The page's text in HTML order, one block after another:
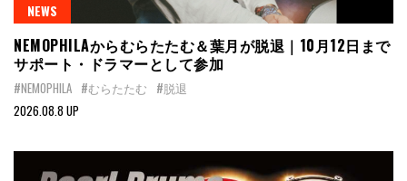
NEWS
NEMOPHILAからむらたたむ＆葉月が脱退｜10月12日まで
サポート・ドラマーとして参加
#NEMOPHILA #むらたたむ #脱退
2026.08.8 UP